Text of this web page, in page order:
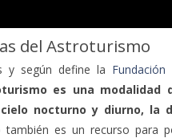
del Astroturismo
y según define la Fundación
es una modalidad
nocturno y diurno, la
también es un recurso para